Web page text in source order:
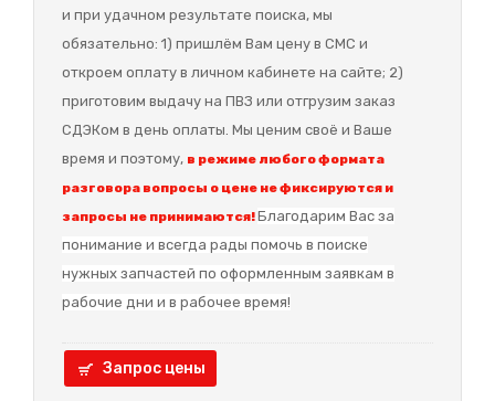
и при удачном результате поиска, мы
обязательно: 1) пришлём Вам цену в СМС и
откроем оплату в личном кабинете на сайте; 2)
приготовим выдачу на ПВЗ или отгрузим заказ
СДЭКом в день оплаты. Мы ценим своё и Ваше
время и поэтому, в режиме любого формата
разговора вопросы о цене не фиксируются и
запросы не принимаются!Благодарим Вас за
понимание и всегда рады помочь в поиске
нужных запчастей по оформленным заявкам в
рабочие дни и в рабочее время!
Запрос цены